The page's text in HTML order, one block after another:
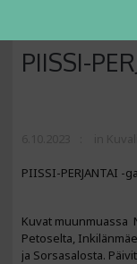
PIISSI-
PIISSI-PERJANTAI -
Kuvat muunmuassa
Petoselta,
ja Sorsasalosta.